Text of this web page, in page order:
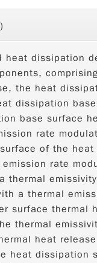
heat dissipation
the heat
dissipation
base surface
rate
of the heat
rate
thermal
a thermal
surface thermal
thermal
heat
heat dissipation